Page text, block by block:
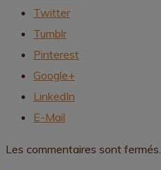
Twitter
Tumblr
Pinterest
Google+
LinkedIn
E-Mail
Les commentaires sont fermés.